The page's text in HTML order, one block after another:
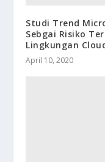
Studi Trend
Sebgai Risiko
Lingkungan
April 10, 2020